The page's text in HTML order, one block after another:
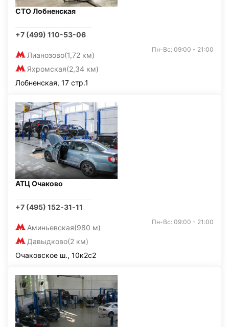
СТО Лобненская
+7 (499) 110-53-06
Лианозово(1,72 км)
Яхромская(2,34 км)
Пн-Вс: 09:00 - 21:00
Лобненская, 17 стр.1
АТЦ Очаково
+7 (495) 152-31-11
Аминьевская(980 м)
Давыдково(2 км)
Пн-Вс: 09:00 - 21:00
Очаковское ш., 10к2с2